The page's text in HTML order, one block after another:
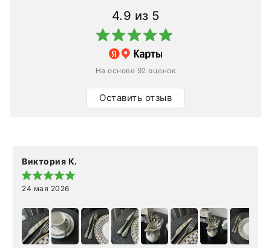
4.9 из 5
На основе 92 оценок
Оставить отзыв
Виктория К.
24 мая 2026